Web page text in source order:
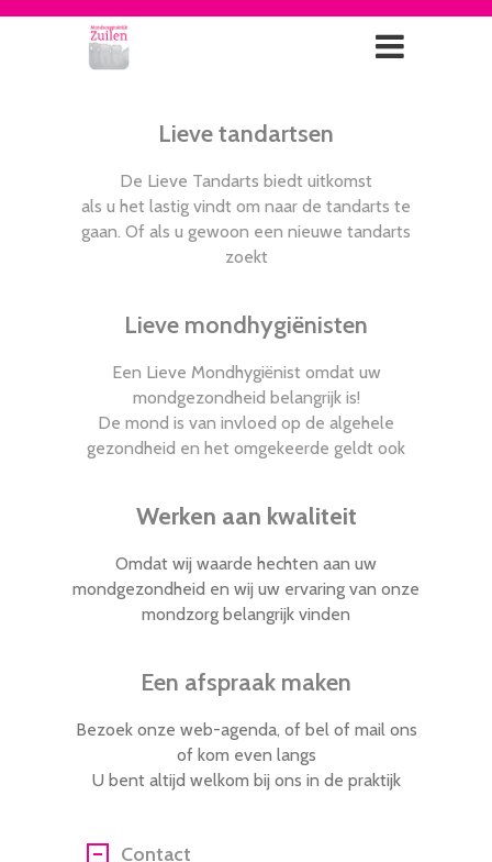
Lieve tandartsen
De Lieve Tandarts biedt uitkomst
als u het lastig vindt om naar de tandarts te
gaan. Of als u gewoon een nieuwe tandarts
zoekt
Lieve mondhygiënisten
Een Lieve Mondhygiënist omdat uw
mondgezondheid belangrijk is!
De mond is van invloed op de algehele
gezondheid en het omgekeerde geldt ook
Werken aan kwaliteit
Omdat wij waarde hechten aan uw
mondgezondheid en wij uw ervaring van onze
mondzorg belangrijk vinden
Een afspraak maken
Bezoek onze web-agenda, of bel of mail ons
of kom even langs
U bent altijd welkom bij ons in de praktijk
Contact